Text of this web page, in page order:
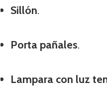
Sillón.
Porta pañales.
Lampara con luz